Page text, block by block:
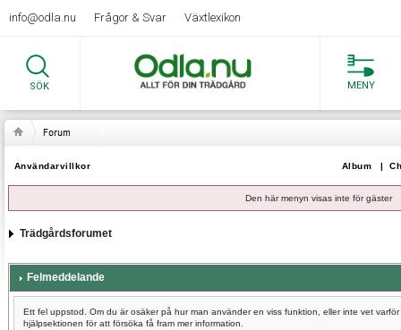
info@odla.nu Frågor & Svar Växtlexikon
SÖK MENY
Användarvillkor Album |
Den här menyn visas inte för gäster
Trädgårdsforumet
Felmeddelande
Ett fel uppstod. Om du är osäker på hur man använder en viss funktion, eller inte vet
hjälpsektionen för att försöka få fram mer information.